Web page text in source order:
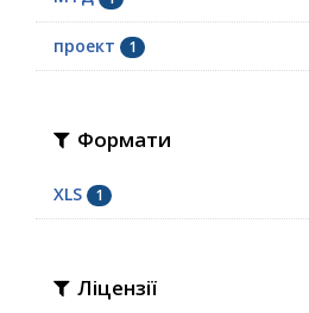
проект 1
Формати
XLS 1
Ліцензії